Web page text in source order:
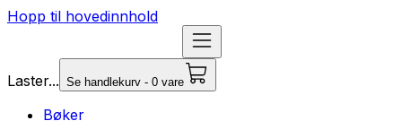
Hopp til hovedinnhold
Laster... Se handlekurv - 0 vare
Bøker